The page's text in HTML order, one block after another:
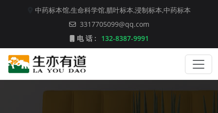
中药标本馆,生命科学馆,腊叶标本,浸制标本,中药标本
3317705099@qq.com
电 话 :
132-8387-9991